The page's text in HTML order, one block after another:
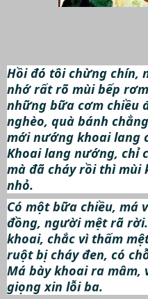
Hồi đó tôi chừng chín,
nhớ rất rõ mùi bếp
những bữa cơm chiều
nghèo, quà bánh
mới nướng khoai lang
Khoai lang nướng, chỉ
mà đã cháy rồi thì mùi
nhỏ.
Có một bữa chiều, má
đồng, người mệt rã
khoai, chắc vì thấm
ruột bị cháy đen, có
Má bày khoai ra mâm,
giọng xin lỗi ba.